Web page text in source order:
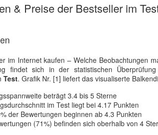
& Preise der Bestseller im
im Internet kaufen – Welche Beobachtungen
findet sich in der statistischen
Test. Grafik Nr. [1] liefert das visualiserte
beträgt 3.4 bis 5 Sterne
im Test liegt bei 4.17 Punkten
der Bewertungen beginnen ab 4.3 Punkten
(71%) befinden sich oberhalb von 4